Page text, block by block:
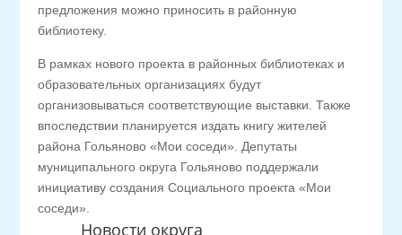
Новости округа
предложения можно приносить в районную
библиотеку.
В рамках нового проекта в районных библиотеках и
образовательных организациях будут
организовываться соответствующие выставки. Также
впоследствии планируется издать книгу жителей
района Гольяново «Мои соседи». Депутаты
муниципального округа Гольяново поддержали
инициативу создания Социального проекта «Мои
соседи».